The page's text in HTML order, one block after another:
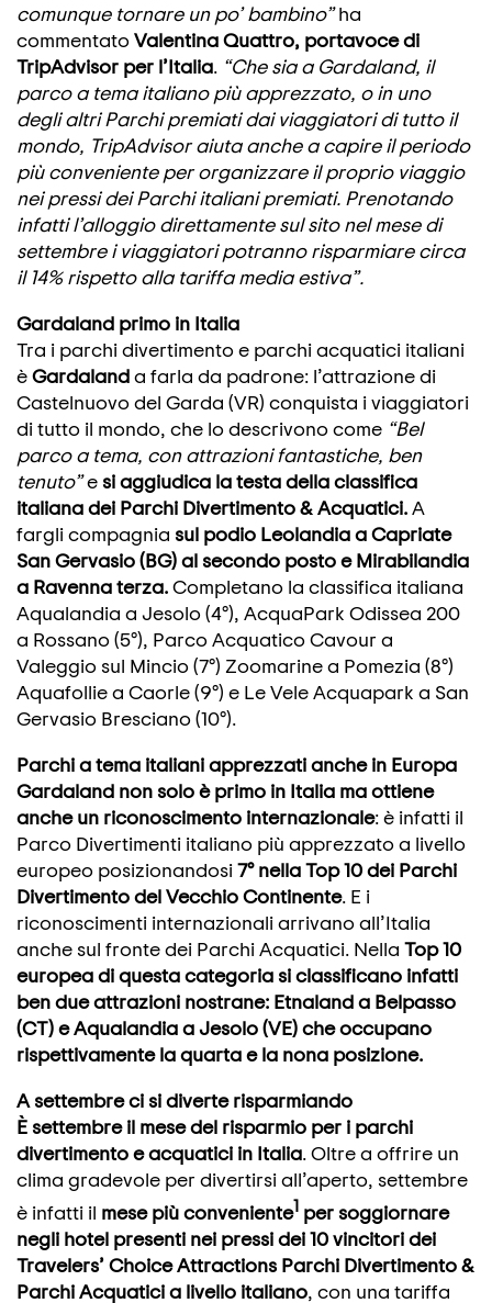
comunque tornare un po’ bambino”ha
commentatoValentina Quattro, portavoce di
TripAdvisor per l’Italia. “Che sia a Gardaland, il
parco a tema italiano più apprezzato, o in uno
degli altri Parchi premiati dai viaggiatori di tutto il
mondo, TripAdvisor aiuta anche a capire il periodo
più conveniente per organizzare il proprio viaggio
nei pressi dei Parchi italiani premiati. Prenotando
infatti l’alloggio direttamente sul sito nel mese di
settembre i viaggiatori potranno risparmiare circa
il 14% rispetto alla tariffa media estiva”.
Gardaland primo in Italia
Tra i parchi divertimento e parchi acquatici italiani
èGardalanda farla da padrone: l’attrazione di
Castelnuovo del Garda (VR) conquista i viaggiatori
di tutto il mondo, che lo descrivono come “Bel
parco a tema, con attrazioni fantastiche, ben
tenuto”e si aggiudica latesta della classifica
italiana dei Parchi Divertimento & Acquatici.A
fargli compagnia sul podio Leolandia a Capriate
San Gervasio (BG) al secondo posto e Mirabilandia
a Ravenna terza.Completano la classifica italiana
Aqualandia a Jesolo (4°), AcquaPark Odissea 200
a Rossano (5°), Parco Acquatico Cavour a
Valeggio sul Mincio (7°) Zoomarine a Pomezia (8°)
Aquafollie a Caorle (9°) e Le Vele Acquapark a San
Gervasio Bresciano (10°).
Parchi a tema italiani apprezzati anche in Europa
Gardaland non solo è primo in Italia ma ottiene
anche un riconoscimento internazionale: è infatti il
Parco Divertimenti italiano più apprezzato a livello
europeo posizionandosi7° nella Top 10 dei Parchi
Divertimento del Vecchio Continente. E i
riconoscimenti internazionali arrivano all’Italia
anche sul fronte dei Parchi Acquatici. Nella Top 10
europea di questa categoria si classificano infatti
ben due attrazioni nostrane: Etnaland a Belpasso
(CT) e Aqualandia a Jesolo (VE) che occupano
rispettivamente la quarta e la nona posizione.
A settembre ci si diverte risparmiando
È settembre il mese del risparmio per i parchi
divertimento e acquatici in Italia. Oltre a offrire un
clima gradevole per divertirsi all’aperto, settembre
è infatti il mese più conveniente1 per soggiornare
negli hotel presenti nei pressi dei 10 vincitori dei
Travelers’ Choice Attractions Parchi Divertimento &
Parchi Acquatici a livello italiano, con una tariffa